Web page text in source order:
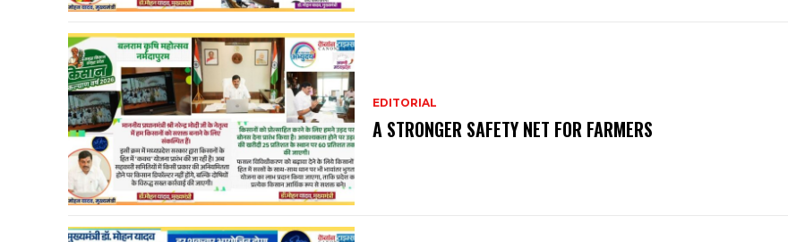
EDITORIAL
A STRONGER SAFETY NET FOR FARMERS